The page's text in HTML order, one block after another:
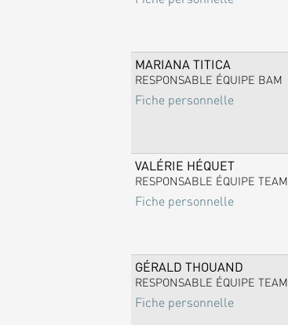
MARIANA TITICA
RESPONSABLE ÉQUIPE BAM
Fiche personnelle
VALÉRIE HÉQUET
RESPONSABLE ÉQUIPE TEAM
Fiche personnelle
GÉRALD THOUAND
RESPONSABLE ÉQUIPE TEAM
Fiche personnelle